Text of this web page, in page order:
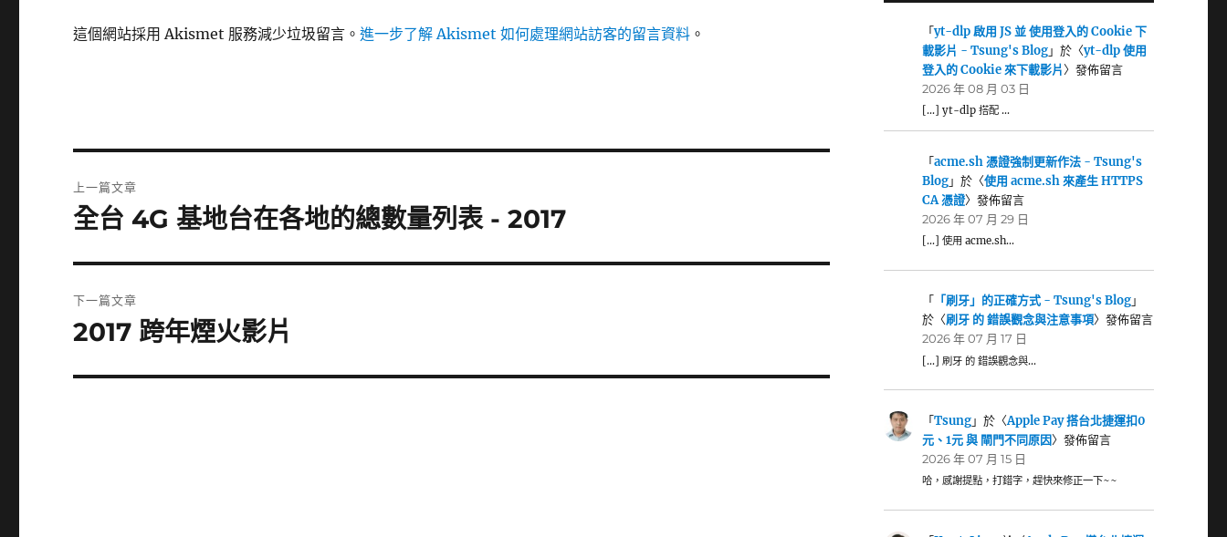
這個網站採用 Akismet 服務減少垃圾留言。進一步了解 Akismet 如何處理網站訪客的留言資料 。
章
上一篇文章
上
篇
文
全台 4G 基地台在各地的總數量列表 - 2017
下一篇文章
下
篇
2017 跨年煙火影片
「yt-dlp 啟用 JS 並 使用登入的 Cookie 下
載影片 - Tsung's Blog」於〈yt-dlp 使用
登入的 Cookie 來下載影片〉發佈留言
2026 年 08 月 03 日
[…] yt-dlp 搭配 …
「acme.sh 憑證強制更新作法 - Tsung's
Blog」於〈使用 acme.sh 來產生 HTTPS
CA 憑證〉發佈留言
2026 年 07 月 29 日
[…] 使用 acme.sh…
「 「刷牙」的正確方式 - Tsung's Blog」
於〈刷牙 的 錯誤觀念與注意事項〉發佈留言
2026 年 07 月 17 日
[…] 刷牙 的 錯誤觀念與…
「Tsung」於〈Apple Pay 搭台北捷運扣0
元、1元 與 閘門不同原因〉發佈留言
2026 年 07 月 15 日
哈，感謝提點，打錯字，趕快來修正一下~~